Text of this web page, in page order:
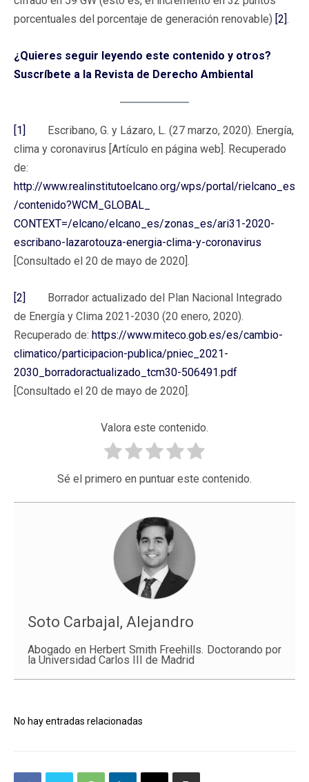
porcentuales del porcentaje de generación renovable) [2].
¿Quieres seguir leyendo este contenido y otros?
Suscríbete a la Revista de Derecho Ambiental
[1]
Escribano, G. y Lázaro, L. (27 marzo, 2020). Energía,
clima y coronavirus [Artículo en página web]. Recuperado
de:
http://www.realinstitutoelcano.org/wps/portal/rielcano_es
/contenido?WCM_GLOBAL_
CONTEXT=/elcano/elcano_es/zonas_es/ari31-2020-
escribano-lazarotouza-energia-clima-y-coronavirus
[Consultado el 20 de mayo de 2020].
[2]
Borrador actualizado del Plan Nacional Integrado
de Energía y Clima 2021-2030 (20 enero, 2020).
Recuperado de: https://www.miteco.gob.es/es/cambio-
climatico/participacion-publica/pniec_2021-
2030_borradoractualizado_tcm30-506491.pdf
[Consultado el 20 de mayo de 2020].
Valora este contenido.
Sé el primero en puntuar este contenido.
Soto Carbajal, Alejandro
Abogado en Herbert Smith Freehills. Doctorando por
la Universidad Carlos III de Madrid
No hay entradas relacionadas